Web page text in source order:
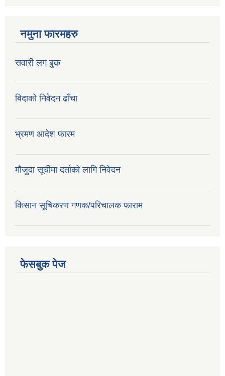
नमुना फारमहरु
सवारी लग बुक
बिदाको निवेदन ढाँचा
भ्रमण आदेश फारम
मौजुदा सूचीमा दर्ताको लागि निवेदन
किसान सूचिकरण गणक/परिचालक फाराम
फेसबुक पेज